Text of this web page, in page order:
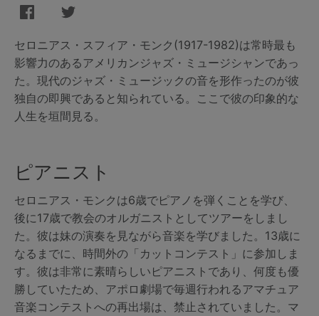
セロニアス・スフィア・モンク(1917-1982)は常時最も
影響力のあるアメリカンジャズ・ミュージシャンであっ
た。現代のジャズ・ミュージックの音を形作ったのが彼
独自の即興であると知られている。ここで彼の印象的な
人生を垣間見る。
ピアニスト
セロニアス・モンクは6歳でピアノを弾くことを学び、
後に17歳で教会のオルガニストとしてツアーをしまし
た。彼は妹の演奏を見ながら音楽を学びました。13歳に
なるまでに、時間外の「カットコンテスト」に参加しま
す。彼は非常に素晴らしいピアニストであり、何度も優
勝していたため、アポロ劇場で毎週行われるアマチュア
音楽コンテストへの再出場は、禁止されていました。マ